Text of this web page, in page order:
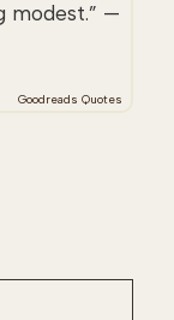
modest.” —
Goodreads Quotes